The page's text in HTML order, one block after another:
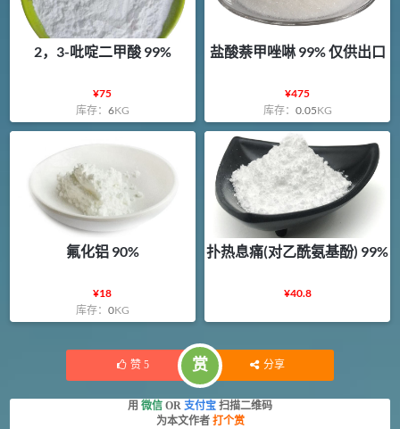
2，3-吡啶二甲酸 99%
¥75
库存： 6KG
盐酸萘甲唑啉 99% 仅供出口
¥475
库存： 0.05KG
氟化铝 90%
¥18
库存： 0KG
扑热息痛(对乙酰氨基酚) 99%
¥40.8
赞 5 赏 分享
用 微信 OR 支付宝 扫描二维码
为本文作者 打个赏